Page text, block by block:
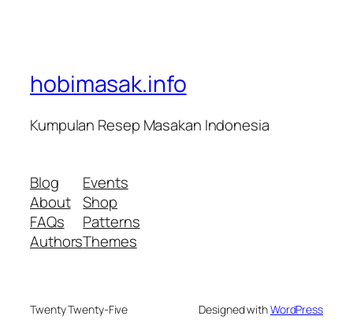
hobimasak.info
Kumpulan Resep Masakan Indonesia
Blog
About
FAQs
Authors
Events
Shop
Patterns
Themes
Twenty Twenty-Five Designed withWordPress